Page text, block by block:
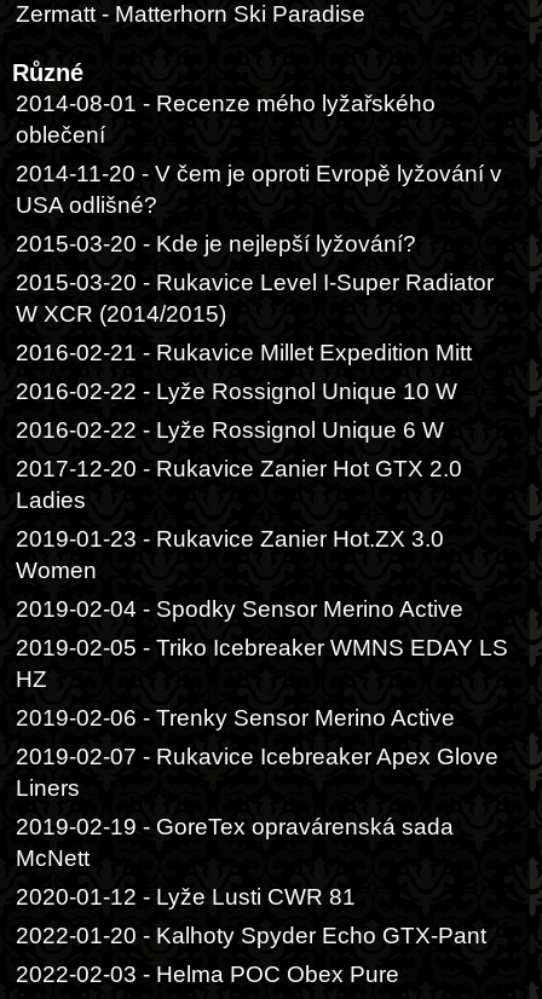
Zermatt - Matterhorn Ski Paradise
Různé
2014-08-01 - Recenze mého lyžařského
oblečení
2014-11-20 - V čem je oproti Evropě lyžování v
USA odlišné?
2015-03-20 - Kde je nejlepší lyžování?
2015-03-20 - Rukavice Level I-Super Radiator
W XCR (2014/2015)
2016-02-21 - Rukavice Millet Expedition Mitt
2016-02-22 - Lyže Rossignol Unique 10 W
2016-02-22 - Lyže Rossignol Unique 6 W
2017-12-20 - Rukavice Zanier Hot GTX 2.0
Ladies
2019-01-23 - Rukavice Zanier Hot.ZX 3.0
Women
2019-02-04 - Spodky Sensor Merino Active
2019-02-05 - Triko Icebreaker WMNS EDAY LS
HZ
2019-02-06 - Trenky Sensor Merino Active
2019-02-07 - Rukavice Icebreaker Apex Glove
Liners
2019-02-19 - GoreTex opravárenská sada
McNett
2020-01-12 - Lyže Lusti CWR 81
2022-01-20 - Kalhoty Spyder Echo GTX-Pant
2022-02-03 - Helma POC Obex Pure